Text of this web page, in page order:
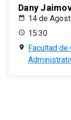
Dany
14 de
15:30
Facultad de